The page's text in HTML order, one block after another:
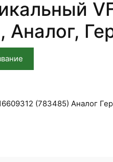
Аналог,
(783485) Аналог